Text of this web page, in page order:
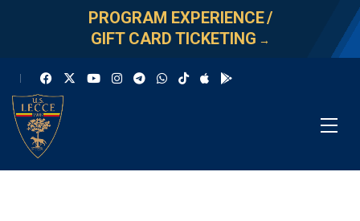
PROGRAM EXPERIENCE/
GIFT CARD TICKETING →